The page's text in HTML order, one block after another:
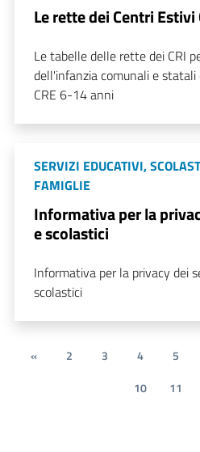
Le rette dei Centri Estivi
Le tabelle delle rette dei CRI
dell'infanzia comunali e
CRE 6-14 anni
SERVIZI EDUCATIVI,
FAMIGLIE
Informativa per la
e scolastici
Informativa per la privacy dei
scolastici
« 2 3 4 5
10
11